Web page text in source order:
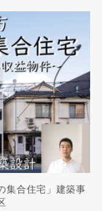
集合住宅」建築事